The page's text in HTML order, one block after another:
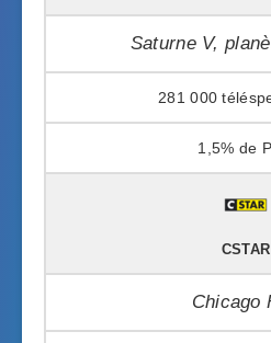
Saturne V,
281 000
1,5%
CSTAR
Chicago